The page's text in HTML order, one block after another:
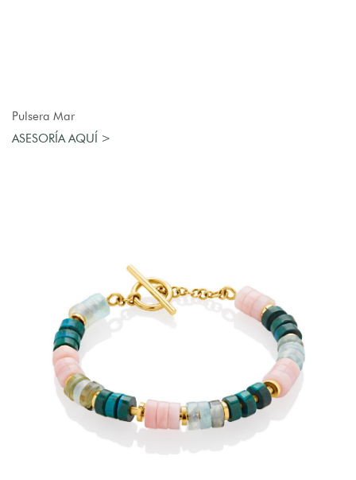
Pulsera Mar
ASESORÍA AQUÍ >